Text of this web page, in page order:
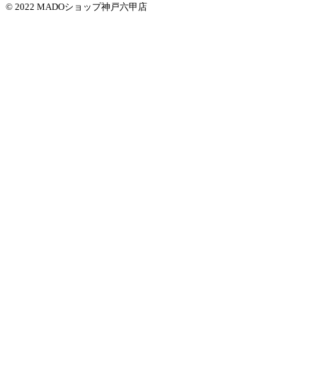
© 2022 MADOショップ神戸六甲店